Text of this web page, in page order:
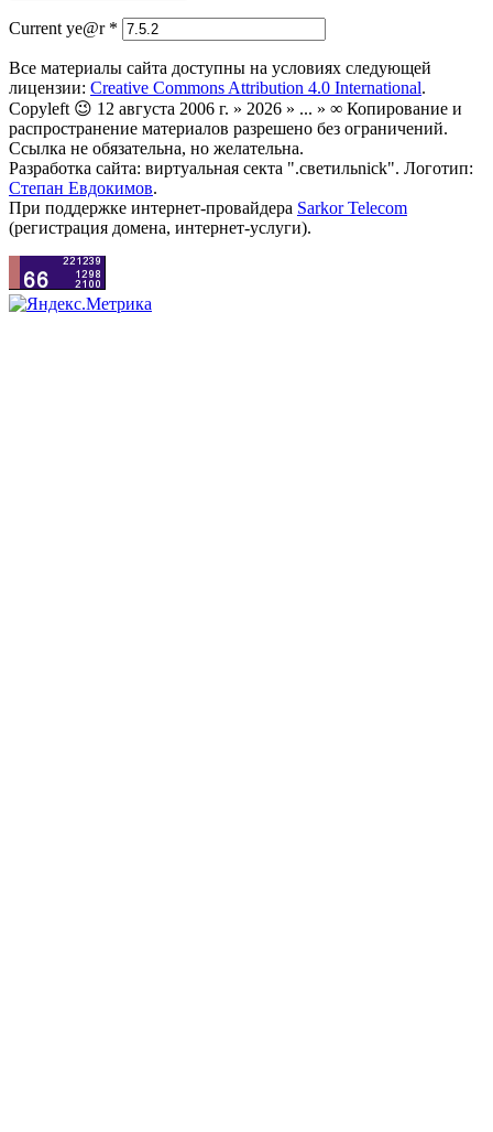
Current ye@r *
Все материалы сайта доступны на условиях следующей
лицензии: Creative Commons Attribution 4.0 International.
Copyleft 😉 12 августа 2006 г. » 2026 » ... » ∞ Копирование и
распространение материалов разрешено без ограничений.
Ссылка не обязательна, но желательна.
Разработка сайта: виртуальная секта ".светильnick". Логотип:
Степан Евдокимов.
При поддержке интернет-провайдера Sarkor Telecom
(регистрация домена, интернет-услуги).